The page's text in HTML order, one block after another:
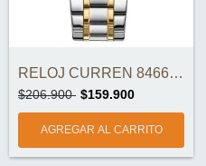
RELOJ CURREN 8466-3 ORIGINAL
$206.900 $159.900